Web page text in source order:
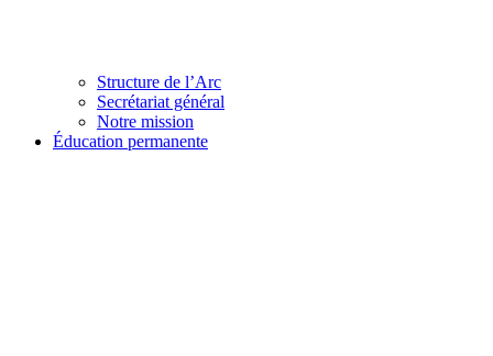
Structure de l’Arc
Secrétariat général
Notre mission
Éducation permanente